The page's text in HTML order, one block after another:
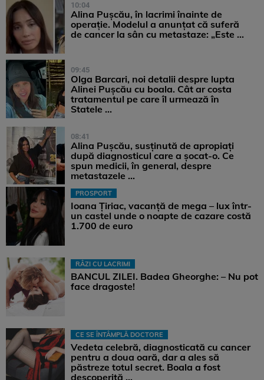
10:04
Alina Pușcău, în lacrimi înainte de
operație. Modelul a anunțat că suferă
de cancer la sân cu metastaze: „Este ...
09:45
Olga Barcari, noi detalii despre lupta
Alinei Pușcău cu boala. Cât ar costa
tratamentul pe care îl urmează în
Statele ...
08:41
Alina Pușcău, susținută de apropiați
după diagnosticul care a șocat-o. Ce
spun medicii, în general, despre
metastazele ...
PROSPORT
Ioana Țiriac, vacanță de mega – lux într-
un castel unde o noapte de cazare costă
1.700 de euro
RÂZI CU LACRIMI
BANCUL ZILEI. Badea Gheorghe: – Nu pot
face dragoste!
CE SE ÎNTÂMPLĂ DOCTORE
Vedeta celebră, diagnosticată cu cancer
pentru a doua oară, dar a ales să
păstreze totul secret. Boala a fost
descoperită ...